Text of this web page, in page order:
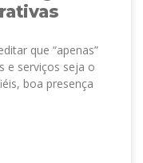
que “apenas”
e serviços seja o
boa presença